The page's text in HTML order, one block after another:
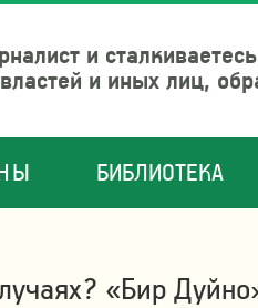
и
и иных лиц,
БИБЛИОТЕКА
«Бир